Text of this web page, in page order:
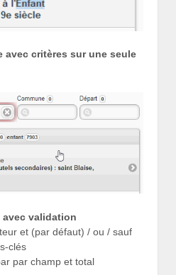
avec critères sur une seule
avec validation
et (par défaut) / ou / sauf
clés
par champ et total